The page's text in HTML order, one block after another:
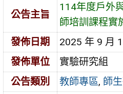
公告主旨
114年度戶外
師培訓課程實
發佈日期
2025 年 9 月
發佈單位
實驗研究組
公告類別
教師專區, 師